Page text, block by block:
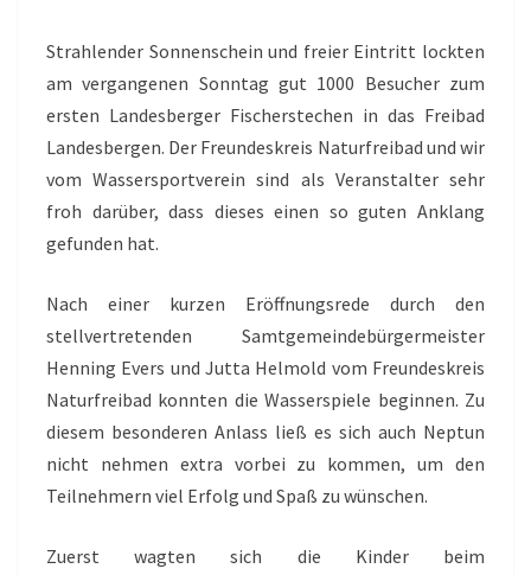
Strahlender Sonnenschein und freier Eintritt lockten
am vergangenen Sonntag gut 1000 Besucher zum
ersten Landesberger Fischerstechen in das Freibad
Landesbergen. Der Freundeskreis Naturfreibad und wir
vom Wassersportverein sind als Veranstalter sehr
froh darüber, dass dieses einen so guten Anklang
gefunden hat.
Nach einer kurzen Eröffnungsrede durch den
stellvertretenden Samtgemeindebürgermeister
Henning Evers und Jutta Helmold vom Freundeskreis
Naturfreibad konnten die Wasserspiele beginnen. Zu
diesem besonderen Anlass ließ es sich auch Neptun
nicht nehmen extra vorbei zu kommen, um den
Teilnehmern viel Erfolg und Spaß zu wünschen.
Zuerst wagten sich die Kinder beim